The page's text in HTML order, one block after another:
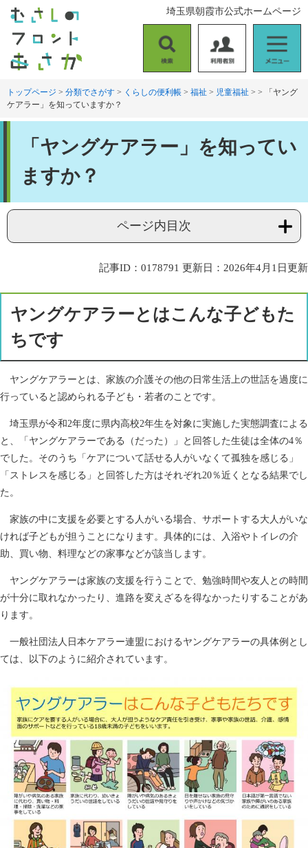
す
。
し
て
索
用
者
ニ
ュ
埼玉県朝霞市公式ホームページ
トップページ > 分類でさがす > くらしの便利帳 > 福祉 > 児童福祉 > >
「ヤング
ケアラー」を知っていますか？
「ヤングケアラー」を知ってい
ますか？
ページ内目次
記事ID：0178791 更新日：2026年4月1日更新
ヤングケアラーとはこんな子どもた
ちです
ヤングケアラーとは、家族の介護その他の日常生活上の世話を過度に
行っていると認められる子ども・若者のことです。
埼玉県が令和2年度に県内高校2年生を対象に実施した実態調査による
と、「ヤングケアラーである（だった）」と回答した生徒は全体の4％
でした。そのうち「ケアについて話せる人がいなくて孤独を感じる」
「ストレスを感じる」と回答した方はそれぞれ20％近くとなる結果でし
た。
家族の中に支援を必要とする人がいる場合、サポートする大人がいな
ければ子どもが担うことになります。具体的には、入浴やトイレの介
助、買い物、料理などの家事などが該当します。
ヤングケアラーは家族の支援を行うことで、勉強時間や友人との時間
が十分に取れなかったり、進路を変えざるを得なかったりすることがあ
ります。
一般社団法人日本ケアラー連盟におけるヤングケアラーの具体例とし
ては、以下のように紹介されています。